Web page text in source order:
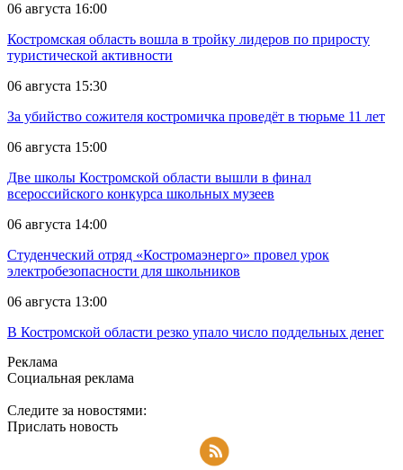
06 августа 16:00
Костромская область вошла в тройку лидеров по приросту
туристической активности
06 августа 15:30
За убийство сожителя костромичка проведёт в тюрьме 11 лет
06 августа 15:00
Две школы Костромской области вышли в финал
всероссийского конкурса школьных музеев
06 августа 14:00
Студенческий отряд «Костромаэнерго» провел урок
электробезопасности для школьников
06 августа 13:00
В Костромской области резко упало число поддельных денег
Реклама
Социальная реклама
Следите за новостями:
Прислать новость